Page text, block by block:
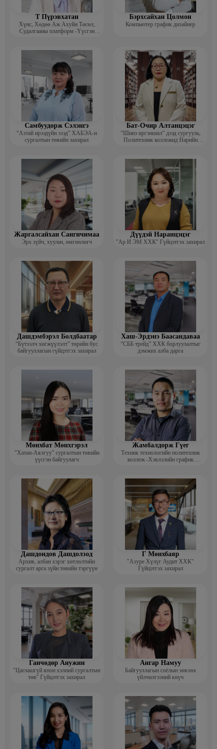
Т Пүрэвхатан
Хүнс, Хөдөө Аж Ахуйн Төсөл,
Судалгааны платформ -Үүсгэн
Бэрхсайхан Цолмон
Компьютер график дизайнер
Самбуудорж Сэлэнгэ
“Азтай ирээдүйн эзэд” ХАБЭА-н
сургалтын төвийн захирал
Бат-Очир Алтанцэцэг
“Шинэ иргэншил” дээд сургууль,
Политехник коллежид Нарийн
багш
Жаргалсайхан Сангичимаа
Эрх зүйч, хуульч, өмгөөлөгч
Дүүдэй Наранцэцэг
"Ар И ЭМ ХХК" Гүйцэтгэх захирал
Дашдэмбэрэл Болдбаатар
“Бүтээлч хөгжүүлэлт” төрийн бус
байгууллагын гүйцэтгэх захирал
Хаш-Эрдэнэ Баасандаваа
“СББ трейд” ХХК борлуулалтыг
дэмжих алба дарга
Мөнхбат Мөнхгэрэл
"Хатан-Аялгуу" сургалтын төвийн
үүсгэн байгуулагч
Жамбалдорж Гүег
Техник технологийн политехник
коллеж -Хэвлэлийн график
Дашдондов Дашдолзод
Архив, албан хэрэг хөтлөлтийн
сургалт арга зүйн төвийн тэргүүн
Г Мөнхбаяр
"Азуре Хүлүг Аудит ХХК"
Гүйцэтгэх захирал
Ганчөдөр Анужин
"Цаглашгүй япон хэлний сургалтын
төв" Гүйцэтгэх захирал
Ангар Намуу
Байгууллагын соёлын зөвлөх
үйлчилгээний көүч